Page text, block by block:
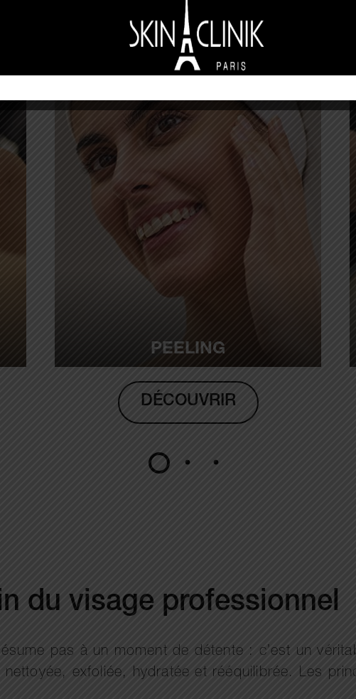
PEELING
DÉCOUVRIR
du visage professionnel
pas à un moment de détente : c’est un
exfoliée, hydratée et rééquilibrée. Les